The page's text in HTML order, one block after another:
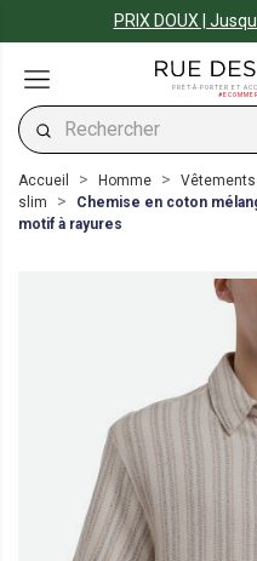
PRIX DOUX |
PRÊT-À-PORTER ET
Accueil Homme Vêtements
slim
Chemise en coton
motif à rayures